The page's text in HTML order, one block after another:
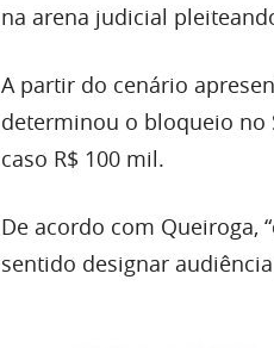
na arena judicial
A partir do cenário
determinou o bloqueio no
caso R$ 100 mil.
De acordo com Queiroga,
sentido designar